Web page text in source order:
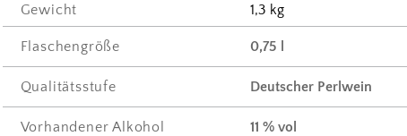
Gewicht 1,3 kg
Flaschengröße 0,75 l
Qualitätsstufe Deutscher Perlwein
Vorhandener Alkohol 11 % vol